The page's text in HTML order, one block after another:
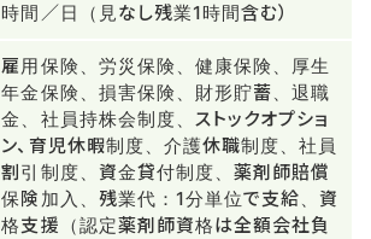
時間／日（見なし残業1時間含む）
雇用保険、労災保険、健康保険、厚生
年金保険、損害保険、財形貯蓄、退職
金、社員持株会制度、ストックオプショ
ン、育児休暇制度、介護休職制度、社員
割引制度、資金貸付制度、薬剤師賠償
保険加入、残業代：1分単位で支給、資
格支援（認定薬剤師資格は全額会社負